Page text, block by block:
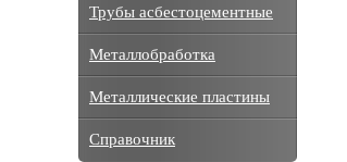
Трубы асбестоцементные
Металлобработка
Металлические пластины
Справочник